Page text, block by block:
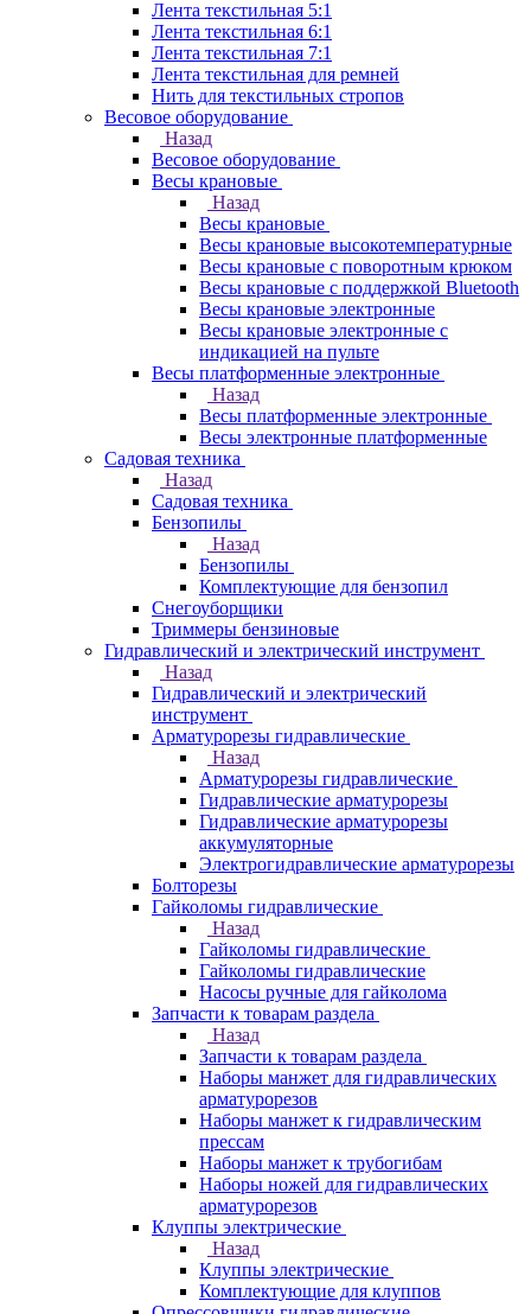
Лента текстильная 5:1
Лента текстильная 6:1
Лента текстильная 7:1
Лента текстильная для ремней
Нить для текстильных стропов
Весовое оборудование
Назад
Весовое оборудование
Весы крановые
Назад
Весы крановые
Весы крановые высокотемпературные
Весы крановые с поворотным крюком
Весы крановые с поддержкой Bluetooth
Весы крановые электронные
Весы крановые электронные с
индикацией на пульте
Весы платформенные электронные
Назад
Весы платформенные электронные
Весы электронные платформенные
Садовая техника
Назад
Садовая техника
Бензопилы
Назад
Бензопилы
Комплектующие для бензопил
Снегоуборщики
Триммеры бензиновые
Гидравлический и электрический инструмент
Назад
Гидравлический и электрический
инструмент
Арматурорезы гидравлические
Назад
Арматурорезы гидравлические
Гидравлические арматурорезы
Гидравлические арматурорезы
аккумуляторные
Электрогидравлические арматурорезы
Болторезы
Гайколомы гидравлические
Назад
Гайколомы гидравлические
Гайколомы гидравлические
Насосы ручные для гайколома
Запчасти к товарам раздела
Назад
Запчасти к товарам раздела
Наборы манжет для гидравлических
арматурорезов
Наборы манжет к гидравлическим
прессам
Наборы манжет к трубогибам
Наборы ножей для гидравлических
арматурорезов
Клуппы электрические
Назад
Клуппы электрические
Комплектующие для клуппов